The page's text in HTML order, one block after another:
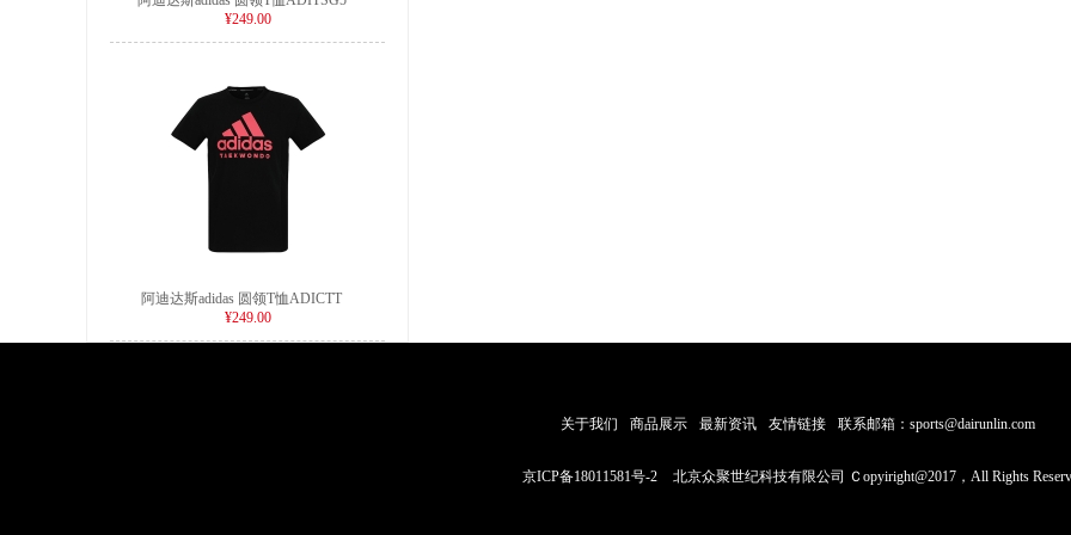
¥249.00
阿迪达斯adidas 圆领T恤ADICTT
¥249.00
关于我们 商品展示 最新资讯 友情链接 联系邮箱：sports@dairunlin.com
京ICP备18011581号-2 北京众聚世纪科技有限公司 Ｃopyiright@2017，All Rights